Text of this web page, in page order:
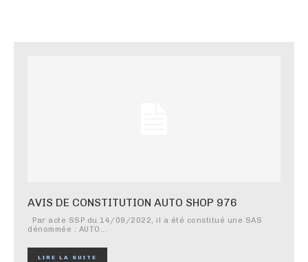
AVIS DE CONSTITUTION AUTO SHOP 976
dénommée : AUTO...
LIRE LA SUITE